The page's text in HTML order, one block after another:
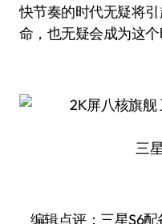
快节奏的时代无疑将
命，也无疑会成为这个
三
编辑点评：三星S6配